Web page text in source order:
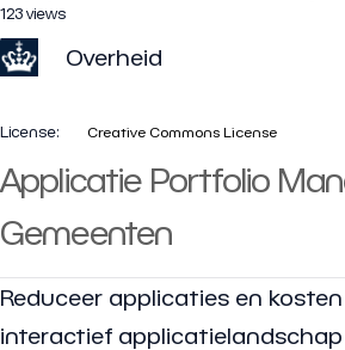
123 views
Overheid
License: Creative Commons License
Applicatie Portfolio
Gemeenten
Reduceer applicaties en
interactief applicatielandschap